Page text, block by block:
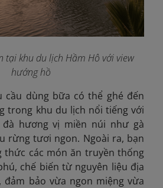
tại khu du lịch Hầm Hô với view
hướng hồ
cầu dùng bữa có thể ghé đến
trong khu du lịch nổi tiếng với
hương vị miền núi như gà
rừng tươi ngon. Ngoài ra, bạn
thức các món ăn truyền thống
chế biến từ nguyên liệu địa
đảm bảo vừa ngon miệng vừa